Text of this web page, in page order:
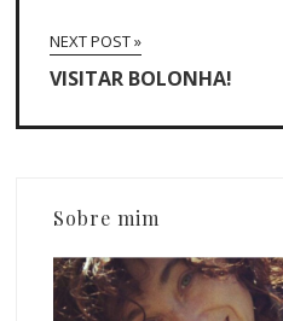
NEXT POST »
VISITAR BOLONHA!
Sobre mim